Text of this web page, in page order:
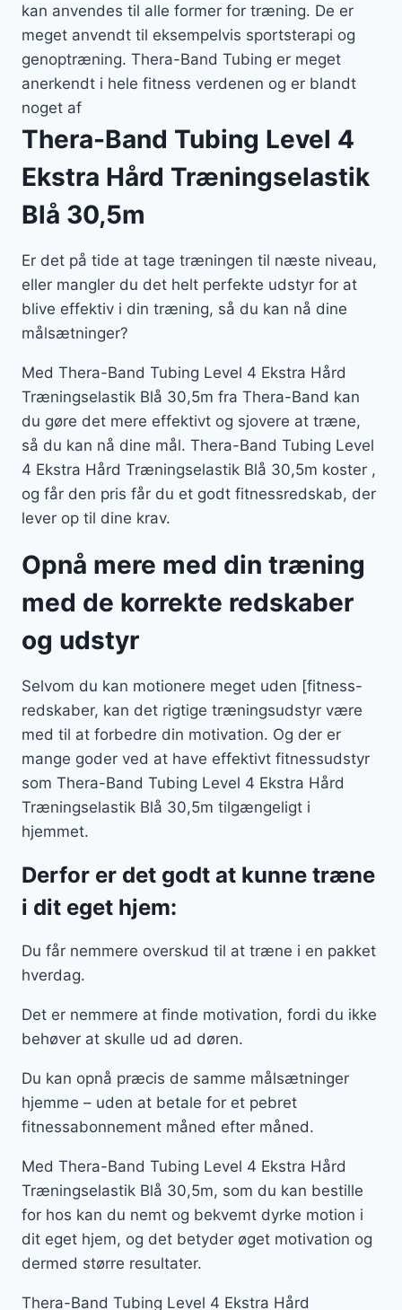
kan anvendes til alle former for træning. De er
meget anvendt til eksempelvis sportsterapi og
genoptræning. Thera-Band Tubing er meget
anerkendt i hele fitness verdenen og er blandt
noget af
Thera-Band Tubing Level 4
Ekstra Hård Træningselastik
Blå 30,5m
Er det på tide at tage træningen til næste niveau,
eller mangler du det helt perfekte udstyr for at
blive effektiv i din træning, så du kan nå dine
målsætninger?
Med Thera-Band Tubing Level 4 Ekstra Hård
Træningselastik Blå 30,5m fra Thera-Band kan
du gøre det mere effektivt og sjovere at træne,
så du kan nå dine mål. Thera-Band Tubing Level
4 Ekstra Hård Træningselastik Blå 30,5m koster ,
og får den pris får du et godt fitnessredskab, der
lever op til dine krav.
Opnå mere med din træning
med de korrekte redskaber
og udstyr
Selvom du kan motionere meget uden [fitness-
redskaber, kan det rigtige træningsudstyr være
med til at forbedre din motivation. Og der er
mange goder ved at have effektivt fitnessudstyr
som Thera-Band Tubing Level 4 Ekstra Hård
Træningselastik Blå 30,5m tilgængeligt i
hjemmet.
Derfor er det godt at kunne træne
i dit eget hjem:
Du får nemmere overskud til at træne i en pakket
hverdag.
Det er nemmere at finde motivation, fordi du ikke
behøver at skulle ud ad døren.
Du kan opnå præcis de samme målsætninger
hjemme – uden at betale for et pebret
fitnessabonnement måned efter måned.
Med Thera-Band Tubing Level 4 Ekstra Hård
Træningselastik Blå 30,5m, som du kan bestille
for hos kan du nemt og bekvemt dyrke motion i
dit eget hjem, og det betyder øget motivation og
dermed større resultater.
Thera-Band Tubing Level 4 Ekstra Hård